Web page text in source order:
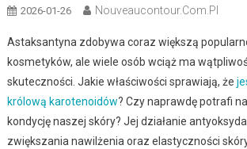
2026-01-26 Nouveaucontour.com.pl
Astaksantyna zdobywa coraz większą
kosmetyków, ale wiele osób wciąż ma
skuteczności. Jakie właściwości sprawiają, że
królową karotenoidów? Czy naprawdę potrafi
kondycję naszej skóry? Jej działanie
zwiększania nawilżenia oraz elastyczności